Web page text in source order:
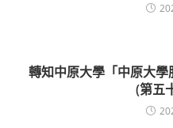
轉知中原大學「中原大
(第五